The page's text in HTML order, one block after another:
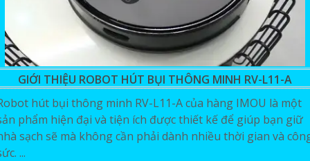
GIỚI THIỆU ROBOT HÚT BỤI THÔNG MINH RV-L11-A
hút bụi thông minh RV-L11-A của hàng IMOU là một
phẩm hiện đại và tiện ích được thiết kế để giúp bạn giữ
sạch sẽ mà không cần phải dành nhiều thời gian và
...